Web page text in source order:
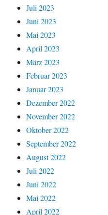
Juli 2023
Juni 2023
Mai 2023
April 2023
März 2023
Februar 2023
Januar 2023
Dezember 2022
November 2022
Oktober 2022
September 2022
August 2022
Juli 2022
Juni 2022
Mai 2022
April 2022